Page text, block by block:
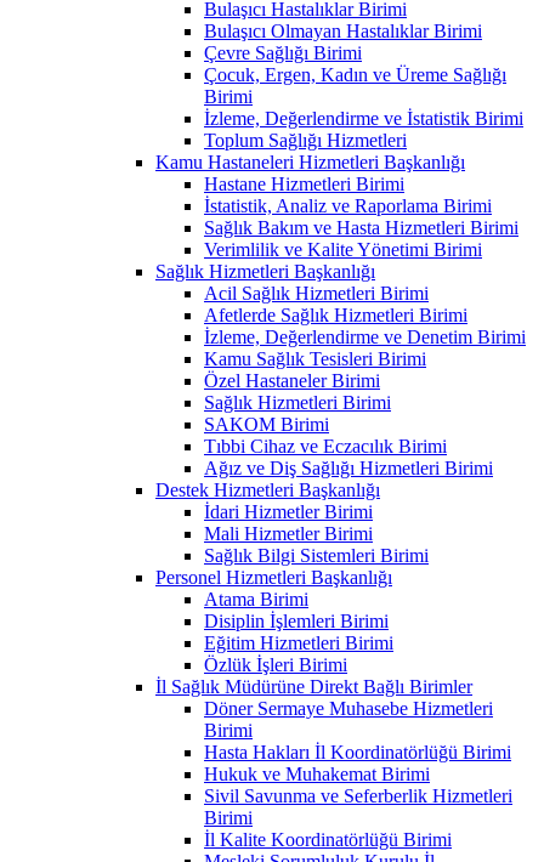
Bulaşıcı Hastalıklar Birimi
Bulaşıcı Olmayan Hastalıklar Birimi
Çevre Sağlığı Birimi
Çocuk, Ergen, Kadın ve Üreme Sağlığı
Birimi
İzleme, Değerlendirme ve İstatistik Birimi
Toplum Sağlığı Hizmetleri
Kamu Hastaneleri Hizmetleri Başkanlığı
Hastane Hizmetleri Birimi
İstatistik, Analiz ve Raporlama Birimi
Sağlık Bakım ve Hasta Hizmetleri Birimi
Verimlilik ve Kalite Yönetimi Birimi
Sağlık Hizmetleri Başkanlığı
Acil Sağlık Hizmetleri Birimi
Afetlerde Sağlık Hizmetleri Birimi
İzleme, Değerlendirme ve Denetim Birimi
Kamu Sağlık Tesisleri Birimi
Özel Hastaneler Birimi
Sağlık Hizmetleri Birimi
SAKOM Birimi
Tıbbi Cihaz ve Eczacılık Birimi
Ağız ve Diş Sağlığı Hizmetleri Birimi
Destek Hizmetleri Başkanlığı
İdari Hizmetler Birimi
Mali Hizmetler Birimi
Sağlık Bilgi Sistemleri Birimi
Personel Hizmetleri Başkanlığı
Atama Birimi
Disiplin İşlemleri Birimi
Eğitim Hizmetleri Birimi
Özlük İşleri Birimi
İl Sağlık Müdürüne Direkt Bağlı Birimler
Döner Sermaye Muhasebe Hizmetleri
Birimi
Hasta Hakları İl Koordinatörlüğü Birimi
Hukuk ve Muhakemat Birimi
Sivil Savunma ve Seferberlik Hizmetleri
Birimi
İl Kalite Koordinatörlüğü Birimi